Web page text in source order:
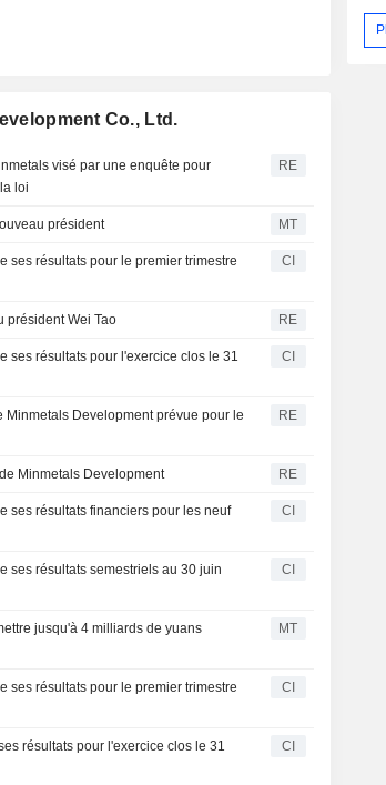
Co., Ltd.
visé par une enquête pour
loi
RE
président MT
ses résultats pour le premier trimestre
CI
président Wei Tao RE
ses résultats pour l'exercice clos le 31
CI
Minmetals Development prévue pour le
RE
Minmetals Development RE
ses résultats financiers pour les neuf
CI
ses résultats semestriels au 30 juin
CI
jusqu'à 4 milliards de yuans
MT
ses résultats pour le premier trimestre
CI
résultats pour l'exercice clos le 31
CI